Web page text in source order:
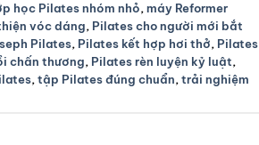
học Pilates nhóm nhỏ, máy Reformer
vóc dáng, Pilates cho người mới bắt
Pilates, Pilates kết hợp hơi thở, Pilates
chấn thương, Pilates rèn luyện kỷ luật,
, tập Pilates đúng chuẩn, trải nghiệm